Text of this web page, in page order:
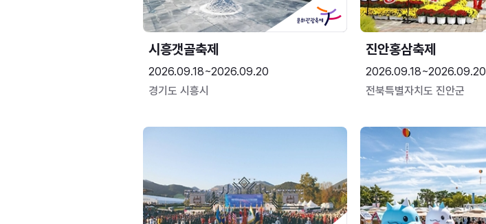
시흥갯골축제
2026.09.18~2026.09.20
경기도 시흥시
진안홍삼축제
2026.09.18~2026.09.20
전북특별자치도 진안군